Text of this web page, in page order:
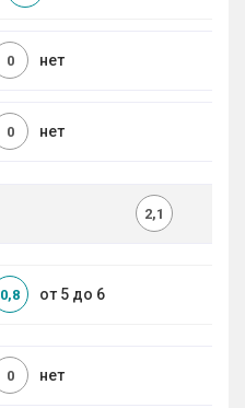
нет
0
нет
0
2,1
от 5 до 6
0,8
нет
0